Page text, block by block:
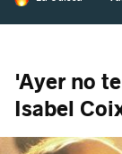
'Ayer no
Isabel